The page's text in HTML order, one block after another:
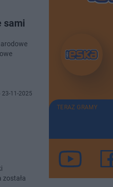
sami
11-2025
została
TERAZ GRAMY